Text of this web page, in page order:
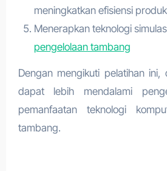
meningkatkan efisiensi
Menerapkan teknologi
pengelolaan tambang
Dengan mengikuti pelatihan ini,
dapat lebih mendalami
pemanfaatan teknologi
tambang.